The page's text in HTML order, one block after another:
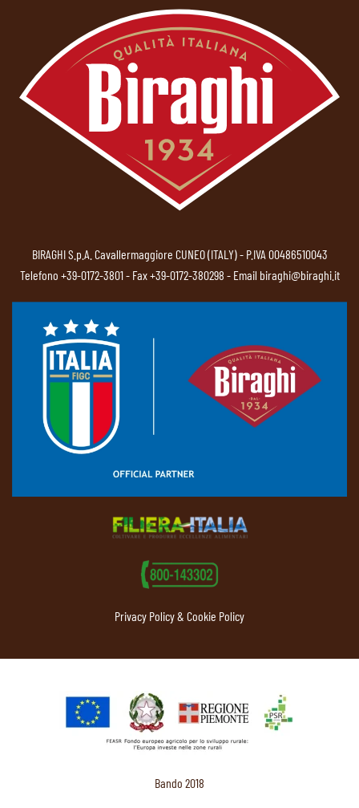
BIRAGHI S.p.A. Cavallermaggiore CUNEO (ITALY) - P.IVA 00486510043
Telefono +39-0172-3801- Fax +39-0172-380298 - Email biraghi@biraghi.it
Privacy Policy & Cookie Policy
Bando 2018